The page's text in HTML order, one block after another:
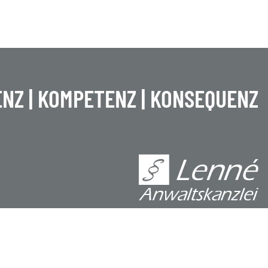
| KOMPETENZ | KONSEQUENZ